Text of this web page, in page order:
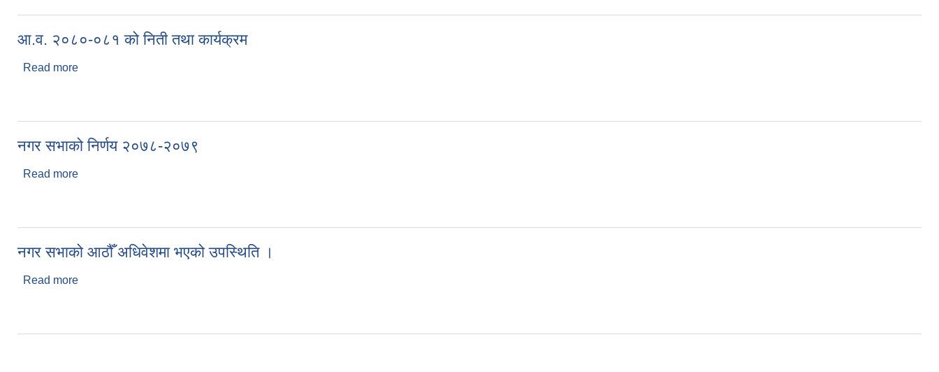
आ.व. २०८०-०८१ को निती तथा कार्यक्रम
Read more
नगर सभाको निर्णय २०७८-२०७९
Read more
नगर सभाको आठौँ अधिवेशमा भएको उपस्थिति ।
Read more